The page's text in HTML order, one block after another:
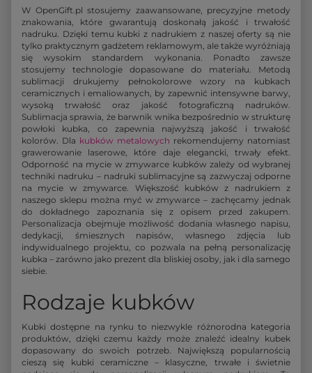
W OpenGift.pl stosujemy zaawansowane, precyzyjne metody
znakowania, które gwarantują doskonałą jakość i trwałość
nadruku. Dzięki temu kubki z nadrukiem z naszej oferty są nie
tylko praktycznym gadżetem reklamowym, ale także wyróżniają
się wysokim standardem wykonania. Ponadto zawsze
stosujemy technologie dopasowane do materiału. Metodą
sublimacji drukujemy pełnokolorowe wzory na kubkach
ceramicznych i emaliowanych, by zapewnić intensywne barwy,
wysoką trwałość oraz jakość fotograficzną nadruków.
Sublimacja sprawia, że barwnik wnika bezpośrednio w strukturę
powłoki kubka, co zapewnia najwyższą jakość i trwałość
kolorów. Dla kubków metalowych rekomendujemy natomiast
grawerowanie laserowe, które daje elegancki, trwały efekt.
Odporność na mycie w zmywarce kubków zależy od wybranej
techniki nadruku – nadruki sublimacyjne są zazwyczaj odporne
na mycie w zmywarce. Większość kubków z nadrukiem z
naszego sklepu można myć w zmywarce – zachęcamy jednak
do dokładnego zapoznania się z opisem przed zakupem.
Personalizacja obejmuje możliwość dodania własnego napisu,
dedykacji, śmiesznych napisów, własnego zdjęcia lub
indywidualnego projektu, co pozwala na pełną personalizację
kubka – zarówno jako prezent dla bliskiej osoby, jak i dla samego
siebie.
Rodzaje kubków
Kubki dostępne na rynku to niezwykle różnorodna kategoria
produktów, dzięki czemu każdy może znaleźć idealny kubek
dopasowany do swoich potrzeb. Największą popularnością
cieszą się kubki ceramiczne – klasyczne, trwałe i świetnie